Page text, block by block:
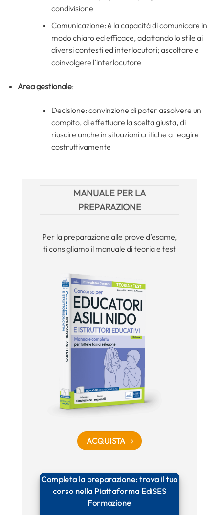
condivisione
Comunicazione: è la capacità di comunicare in
modo chiaro ed efficace, adattando lo stile ai
diversi contesti ed interlocutori; ascoltare e
coinvolgere l’interlocutore
Area gestionale:
Decisione: convinzione di poter assolvere un
compito, di effettuare la scelta giusta, di
riuscire anche in situazioni critiche a reagire
costruttivamente
MANUALE PER LA
PREPARAZIONE
Per la preparazione alle prove d’esame,
ti consigliamo il manuale di teoria e test
ACQUISTA
Completa la preparazione: trova il tuo
corso nella Piattaforma EdiSES
Formazione